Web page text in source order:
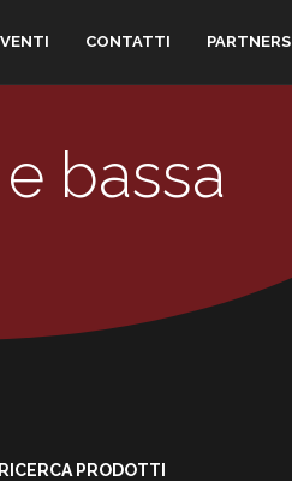
CONTATTI PARTNERS
bassa
RICERCA PRODOTTI